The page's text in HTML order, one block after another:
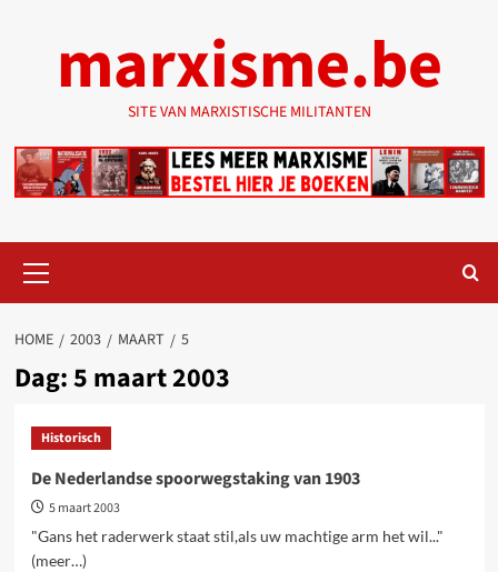
marxisme.be
SITE VAN MARXISTISCHE MILITANTEN
menu
HOME 2003 MAART 5
Dag:5 maart 2003
Historisch
De Nederlandse spoorwegstaking van 1903
5 maart 2003
"Gans het raderwerk staat stil,als uw machtige arm het wil..."
(meer…)